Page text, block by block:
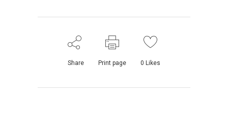
Share Print page 0 Likes